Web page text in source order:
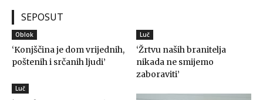
SEPOSUT
Oblok
‘Konjščina je dom vrijednih,
poštenih i srčanih ljudi’
Luč
‘Žrtvu naših branitelja
nikada ne smijemo
zaboraviti’
Luč